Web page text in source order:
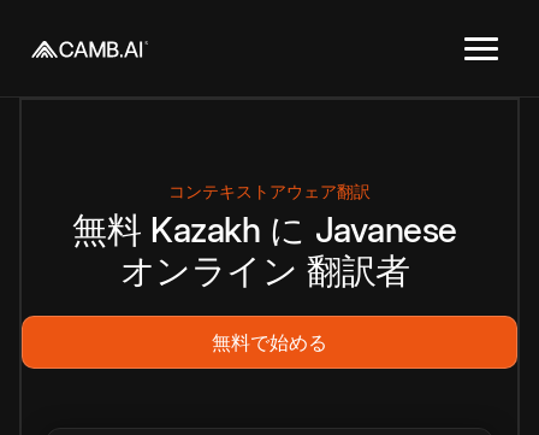
コンテキストアウェア翻訳
無料 Kazakh に Javanese
オンライン 翻訳者
無料で始める